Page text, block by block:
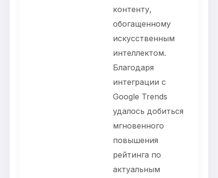
контенту,
обогащенному
искусственным
интеллектом.
Благодаря
интеграции с
Google Trends
удалось добиться
мгновенного
повышения
рейтинга по
актуальным